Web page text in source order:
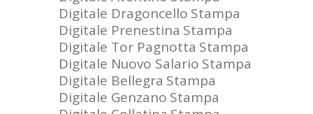
Digitale Dragoncello Stampa
Digitale Prenestina Stampa
Digitale Tor Pagnotta Stampa
Digitale Nuovo Salario Stampa
Digitale Bellegra Stampa
Digitale Genzano Stampa